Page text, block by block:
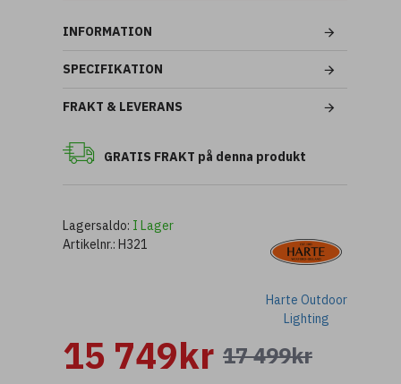
INFORMATION
SPECIFIKATION
FRAKT & LEVERANS
GRATIS FRAKT på denna produkt
17 499kr
15 749kr
Lagersaldo: I Lager
Artikelnr.: H321
Harte Outdoor
Lighting